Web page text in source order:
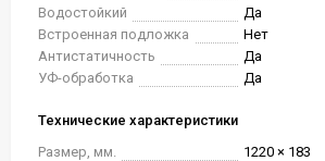
Водостойкий
Да
Встроенная подложка
Нет
Антистатичность
Да
УФ-обработка
Да
Технические характеристики
Размер, мм.
1220 × 183